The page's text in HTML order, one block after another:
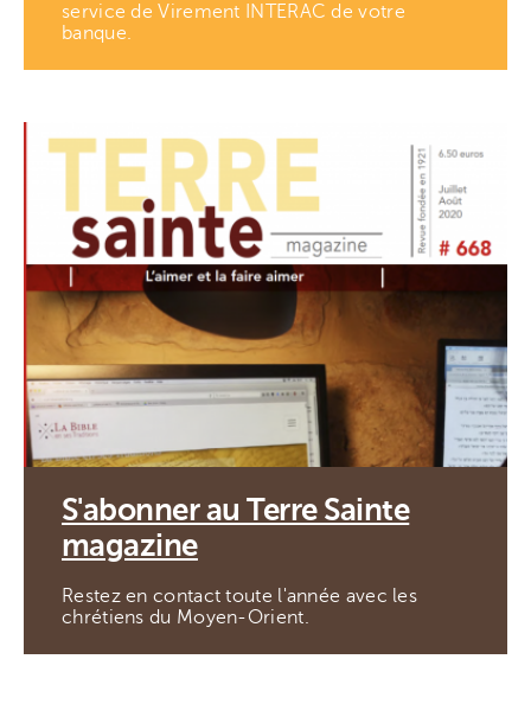
service de Virement INTERAC de votre
banque.
S'abonner au Terre Sainte
magazine
Restez en contact toute l'année avec les
chrétiens du Moyen-Orient.